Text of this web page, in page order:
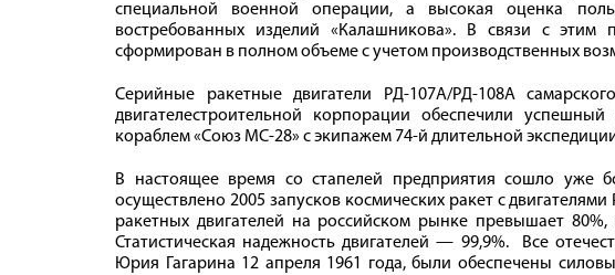
специальной военной операции, а высокая оценка
востребованных изделий «Калашникова». В связи с этим
сформирован в полном объеме с учетом производственных
Серийные ракетные двигатели РД-107А/РД-108А
двигателестроительной корпорации обеспечили
кораблем «Союз МС-28» с экипажем 74-й длительной
В настоящее время со стапелей предприятия сошло уже
осуществлено 2005 запусков космических ракет с
ракетных двигателей на российском рынке превышает
Статистическая надежность двигателей — 99,9%. Все
Юрия Гагарина 12 апреля 1961 года, были обеспечены